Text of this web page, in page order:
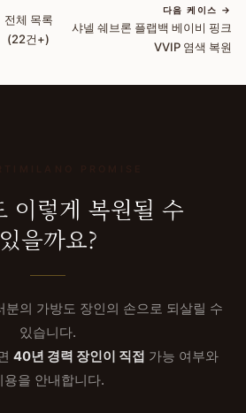
전체 목록
(22건+)
다음 케이스 →
샤넬 쉐브론 플랩백 베이비 핑크
VVIP 염색 복원
이렇게 복원될 수
있을까요?
분의 가방도 장인의 손으로 되살릴 수
있습니다.
40년 경력 장인이 직접 가능 여부와
용을 안내합니다.